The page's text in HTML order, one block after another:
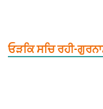
ਓੜਕਿ ਸਚਿ ਰਹੀ-